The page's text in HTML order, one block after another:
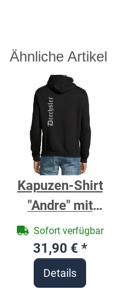
Ähnliche Artikel
Kapuzen-Shirt
"Andre" mit
Zunftzeichen
Drechsler -
Berufe Shirt für
Handwerker
Sofort verfügbar
31,90 € *
Details